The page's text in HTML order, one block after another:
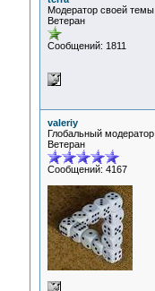
Модератор своей темы
Ветеран
Сообщений: 1811
valeriy
Глобальный модератор
Ветеран
Сообщений: 4167